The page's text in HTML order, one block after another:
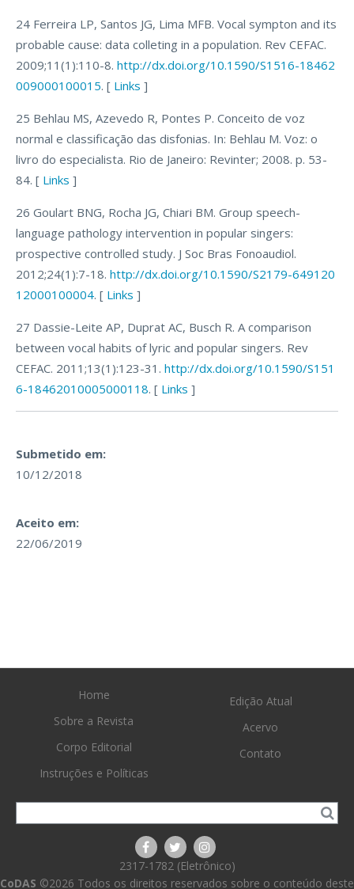
24 Ferreira LP, Santos JG, Lima MFB. Vocal sympton and its
probable cause: data colleting in a population. Rev CEFAC.
2009;11(1):110-8. http://dx.doi.org/10.1590/S1516-18462
009000100015. [ Links ]
25 Behlau MS, Azevedo R, Pontes P. Conceito de voz
normal e classificação das disfonias. In: Behlau M. Voz: o
livro do especialista. Rio de Janeiro: Revinter; 2008. p. 53-
84. [ Links ]
26 Goulart BNG, Rocha JG, Chiari BM. Group speech-
language pathology intervention in popular singers:
prospective controlled study. J Soc Bras Fonoaudiol.
2012;24(1):7-18. http://dx.doi.org/10.1590/S2179-649120
12000100004. [ Links ]
27 Dassie-Leite AP, Duprat AC, Busch R. A comparison
between vocal habits of lyric and popular singers. Rev
CEFAC. 2011;13(1):123-31. http://dx.doi.org/10.1590/S151
6-18462010005000118. [ Links ]
Submetido em:
10/12/2018
Aceito em:
22/06/2019
Home
Sobre a Revista
Corpo Editorial
Instruções e Políticas
Edição Atual
Acervo
Contato
2317-1782 (Eletrônico)
CoDAS ©2026 Todos os direitos reservados sobre o conteúdo deste